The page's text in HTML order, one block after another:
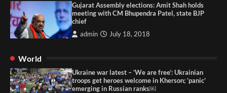
Gujarat Assembly elections: Amit Shah holds
meeting with CM Bhupendra Patel, state BJP
chief
admin July 18, 2018
World
Ukraine war latest – ‘We are free’: Ukrainian
troops get heroes welcome in Kherson; ‘panic’
emerging in Russian ranks￼